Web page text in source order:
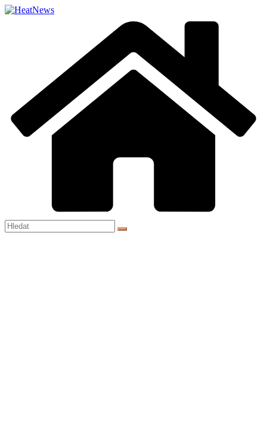
Přeskočit